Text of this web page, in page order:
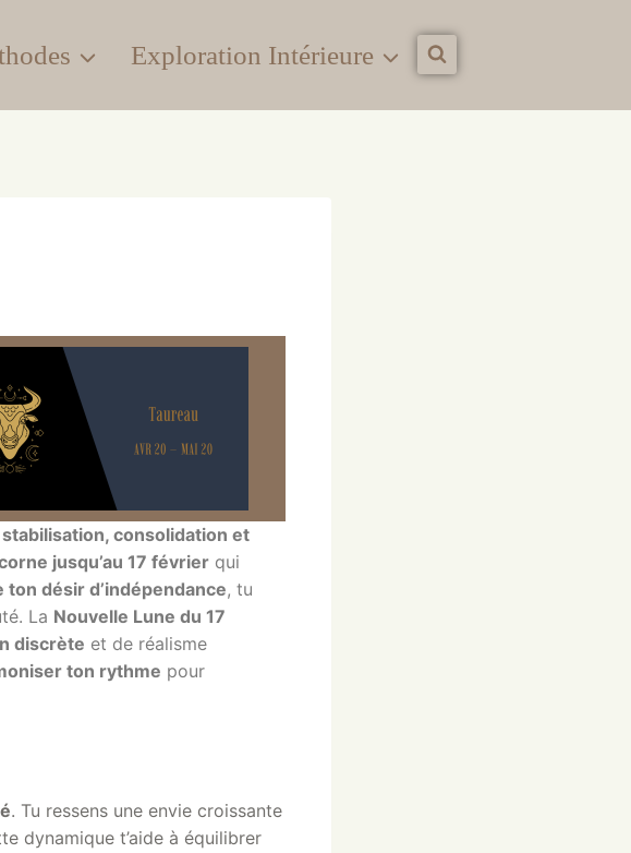
Exploration Intérieure
stabilisation, consolidation et
jusqu’au 17 février qui
désir d’indépendance, tu
La Nouvelle Lune du 17
discrète et de réalisme
ton rythme pour
. Tu ressens une envie croissante
dynamique t’aide à équilibrer